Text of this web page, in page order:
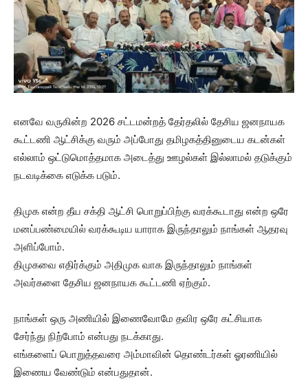
எனவே வருகின்ற 2026 சட்டமன்றத் தேர்தலில் தேசிய ஜனநாயக
கூட்டணி ஆட்சிக்கு வரும் அப்போது தமிழகத்தினுடைய கடன்கள்
எல்லாம் ஒட்டுமொத்தமாக அடைத்து ஊழல்கள் இல்லாமல் தடுக்கும்
நடவடிக்கை எடுக்க படும்.
திமுக என்ற தீய சக்தி ஆட்சி பொறுப்பிற்கு வரக்கூடாது என்ற ஒரே
மனப்பண்மையில் வரக்கூடிய யாராக இருந்தாலும் நாங்கள் ஆதரவு
அளிப்போம்.
திமுகவை எதிர்க்கும் அதிமுக வாக இருந்தாலும் நாங்கள்
அவர்களை தேசிய ஜனநாயக கூட்டணி ஏற்கும்.
நாங்கள் ஒரு அணியில் இணைவோமே தவிர ஒரே கட்சியாக
சேர்ந்து நிற்போம் என்பது நடக்காது.
எங்களைப் பொறுத்தவரை அம்மாவின் தொண்டர்கள் ஓரணியில்
இணைய வேண்டும் என்பதுதான்.